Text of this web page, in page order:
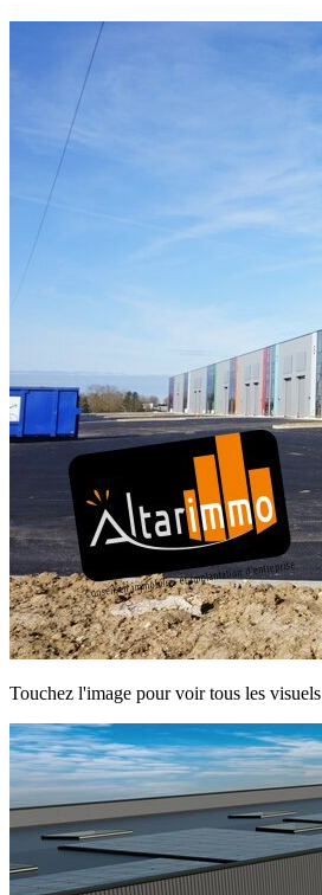
Touchez l'image pour voir tous les visuels